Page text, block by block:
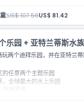
:US$ 107.56US$ 81.42
乐园 + 亚特兰蒂斯水
两个迪拜乐园，并在亚特兰
的任意两个主题乐园
全球最大的水上乐园
滩通道